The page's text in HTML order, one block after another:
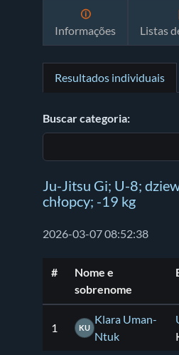
Informações Listas
Resultados individuais
Buscar categoria:
Ju-Jitsu Gi; U-8;
chłopcy; -19 kg
2026-03-07 08:52:38
#
Nome e
sobrenome
1 KU
Klara Uman-
Ntuk